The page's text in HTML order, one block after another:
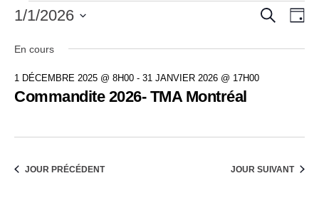
Évènements
janvier
et
vues
1/1/2026
une
date.
En cours
Commandite 2026- TMA Montréal
1 DÉCEMBRE 2025 @ 8H00 - 31 JANVIER 2026 @ 17H00
JOUR PRÉCÉDENT JOUR SUIVANT